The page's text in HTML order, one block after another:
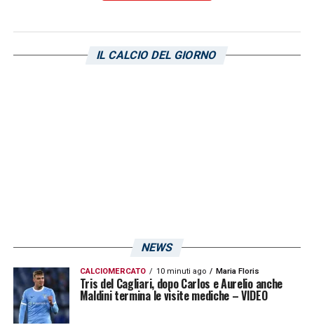
IL CALCIO DEL GIORNO
NEWS
CALCIOMERCATO 10 minuti ago Maria Floris
Tris del Cagliari, dopo Carlos e Aurelio anche
Maldini termina le visite mediche – VIDEO